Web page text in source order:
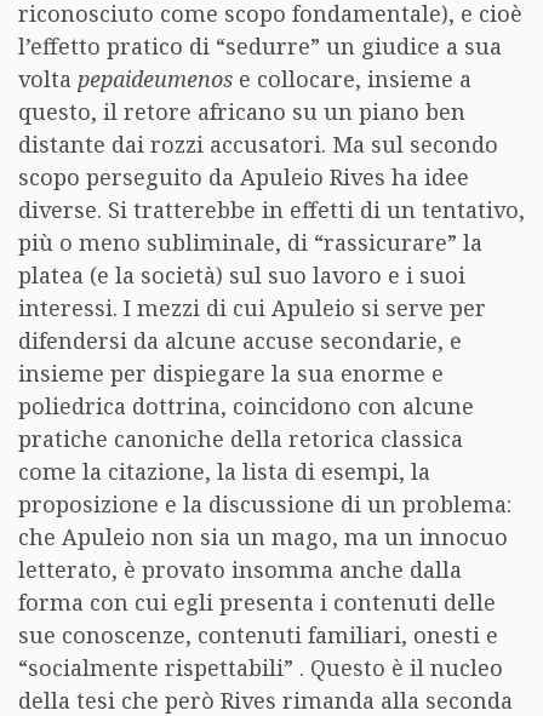
riconosciuto come scopo fondamentale), e cioè
l’effetto pratico di “sedurre” un giudice a sua
volta pepaideumenos e collocare, insieme a
questo, il retore africano su un piano ben
distante dai rozzi accusatori. Ma sul secondo
scopo perseguito da Apuleio Rives ha idee
diverse. Si tratterebbe in effetti di un tentativo,
più o meno subliminale, di “rassicurare” la
platea (e la società) sul suo lavoro e i suoi
interessi. I mezzi di cui Apuleio si serve per
difendersi da alcune accuse secondarie, e
insieme per dispiegare la sua enorme e
poliedrica dottrina, coincidono con alcune
pratiche canoniche della retorica classica
come la citazione, la lista di esempi, la
proposizione e la discussione di un problema:
che Apuleio non sia un mago, ma un innocuo
letterato, è provato insomma anche dalla
forma con cui egli presenta i contenuti delle
sue conoscenze, contenuti familiari, onesti e
“socialmente rispettabili” . Questo è il nucleo
della tesi che però Rives rimanda alla seconda